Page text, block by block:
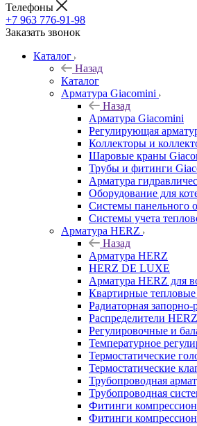
Телефоны
+7 963 776-91-98
Заказать звонок
Каталог
Назад
Каталог
Арматура Giacomini
Назад
Арматура Giacomini
Регулирующая
Коллекторы и
Шаровые краны
Трубы и фитинги
Арматура
Оборудование для
Системы панельного
Системы учета
Арматура HERZ
Назад
Арматура HERZ
HERZ DE LUXE
Арматура HERZ для
Квартирные
Радиаторная
Распределители HERZ
Регулировочные и
Температурное
Термостатические
Термостатические
Трубопроводная
Трубопроводная
Фитинги
Фитинги